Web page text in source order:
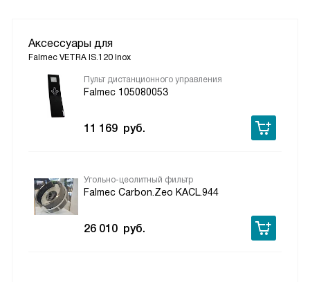
Аксессуары для
Falmec VETRA IS.120 Inox
Пульт дистанционного управления
Falmec 105080053
11 169 руб.
Угольно-цеолитный фильтр
Falmec Carbon.Zeo KACL.944
26 010 руб.